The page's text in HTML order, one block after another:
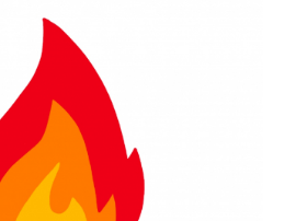
TECHNIK
EINSÄTZE